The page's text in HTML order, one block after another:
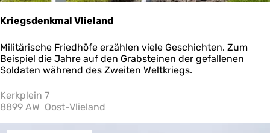
Kriegsdenkmal Vlieland
K
r
i
g
s
e
Militärische Friedhöfe erzählen viele Geschichten. Zum
Beispiel die Jahre auf den Grabsteinen der gefallenen
Soldaten während des Zweiten Weltkriegs.
Kerkplein 7
8899 AW Oost-Vlieland